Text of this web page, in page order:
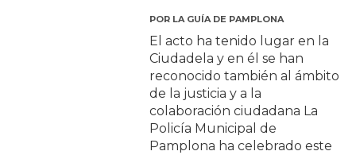
POR LA GUÍA DE PAMPLONA
El acto ha tenido lugar en la
Ciudadela y en él se han
reconocido también al ámbito
de la justicia y a la
colaboración ciudadana La
Policía Municipal de
Pamplona ha celebrado este